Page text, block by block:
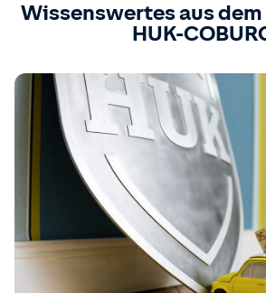
Wissenswertes aus dem
HUK-